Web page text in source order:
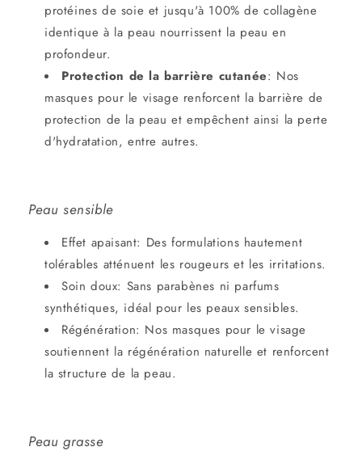
protéines de soie et jusqu'à 100% de collagène
identique à la peau nourrissent la peau en
profondeur.
Protection de la barrière cutanée: Nos
masques pour le visage renforcent la barrière de
protection de la peau et empêchent ainsi la perte
d'hydratation, entre autres.
Peau sensible
Effet apaisant: Des formulations hautement
tolérables atténuent les rougeurs et les irritations.
Soin doux: Sans parabènes ni parfums
synthétiques, idéal pour les peaux sensibles.
Régénération: Nos masques pour le visage
soutiennent la régénération naturelle et renforcent
la structure de la peau.
Peau grasse